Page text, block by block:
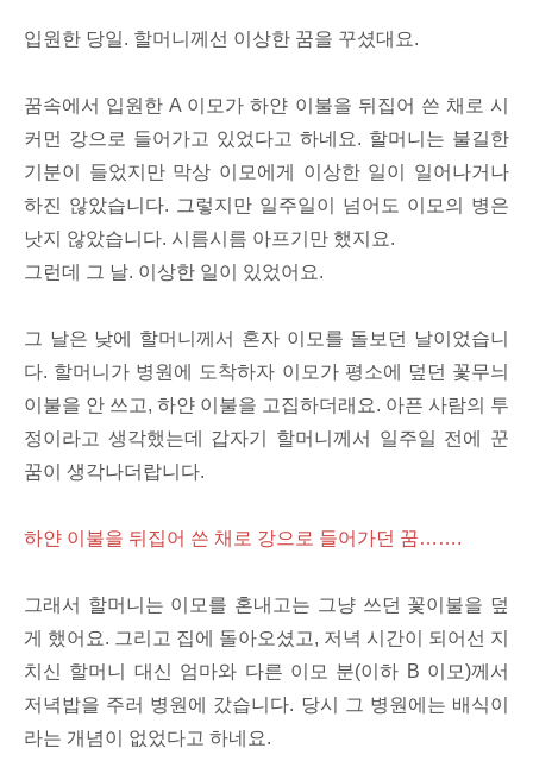
입원한 당일. 할머니께선 이상한 꿈을 꾸셨대요.
꿈속에서 입원한 A 이모가 하얀 이불을 뒤집어 쓴 채로 시
커먼 강으로 들어가고 있었다고 하네요. 할머니는 불길한
기분이 들었지만 막상 이모에게 이상한 일이 일어나거나
하진 않았습니다. 그렇지만 일주일이 넘어도 이모의 병은
낫지 않았습니다. 시름시름 아프기만 했지요.
그런데 그 날. 이상한 일이 있었어요.
그 날은 낮에 할머니께서 혼자 이모를 돌보던 날이었습니
다. 할머니가 병원에 도착하자 이모가 평소에 덮던 꽃무늬
이불을 안 쓰고, 하얀 이불을 고집하더래요. 아픈 사람의 투
정이라고 생각했는데 갑자기 할머니께서 일주일 전에 꾼
꿈이 생각나더랍니다.
하얀 이불을 뒤집어 쓴 채로 강으로 들어가던 꿈…….
그래서 할머니는 이모를 혼내고는 그냥 쓰던 꽃이불을 덮
게 했어요. 그리고 집에 돌아오셨고, 저녁 시간이 되어선 지
치신 할머니 대신 엄마와 다른 이모 분(이하 B 이모)께서
저녁밥을 주러 병원에 갔습니다. 당시 그 병원에는 배식이
라는 개념이 없었다고 하네요.